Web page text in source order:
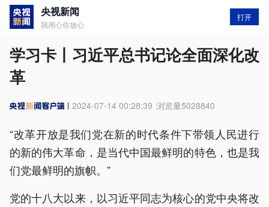
央视新闻
我用心你放心
打开
学习卡丨习近平总书记论全面深化改
革
2024-07-14 00:28:39 浏览量5028840
“改革开放是我们党在新的时代条件下带领人民进行
的新的伟大革命，是当代中国最鲜明的特色，也是我
们党最鲜明的旗帜。”
党的十八大以来，以习近平同志为核心的党中央将改